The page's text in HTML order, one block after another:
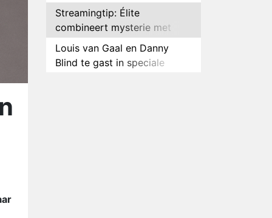
de oorlog
Streamingtip: Élite
combineert mysterie met
romantie
Louis van Gaal en Danny
Blind te gast in speciale